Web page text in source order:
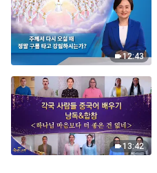
12:43
13:42